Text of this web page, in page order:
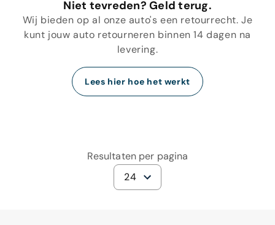
Niet tevreden? Geld terug.
Wij bieden op al onze auto's een retourrecht. Je
kunt jouw auto retourneren binnen 14 dagen na
levering.
Lees hier hoe het werkt
Resultaten per pagina
24